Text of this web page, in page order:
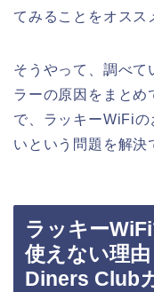
てみることをオスス
そうやって、調べ
ラーの原因をまとめ
で、ラッキーWiFi
いという問題を解決
ラッキー
使えない理
Diners Club